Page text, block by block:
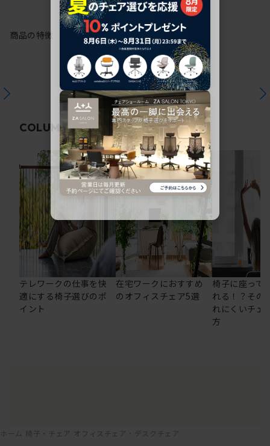
商品の特徴
COLUMN関連コラム
テレワークの仕事を快
適にする椅子選びのポ
イント
在宅ワークにおすすめ
のオフィスチェア5選
椅子に座って
れる！？その
れにくいチェ
方
ホーム 椅子・チェア オフィスチェア・デスクチェア